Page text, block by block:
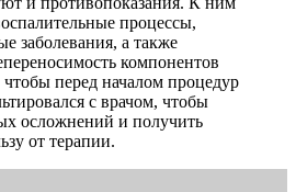
процессы,
заболевания, а также
компонентов
перед началом процедур
с врачом, чтобы
осложнений и получить
от терапии.